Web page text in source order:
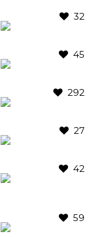
32
45
292
27
42
59